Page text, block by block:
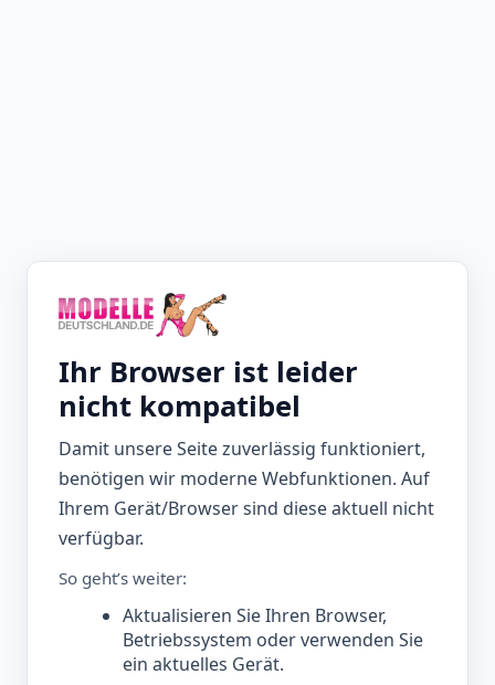
Ihr Browser ist leider
nicht kompatibel
Damit unsere Seite zuverlässig funktioniert,
benötigen wir moderne Webfunktionen. Auf
Ihrem Gerät/Browser sind diese aktuell nicht
verfügbar.
So geht’s weiter:
Aktualisieren Sie Ihren Browser,
Betriebssystem oder verwenden Sie
ein aktuelles Gerät.